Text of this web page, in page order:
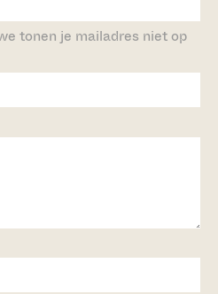
tonen je mailadres niet op